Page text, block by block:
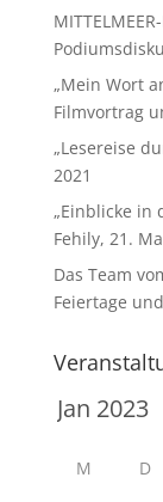
„Mein Wort
Filmvortrag
„Lesereise
2021
„Einblicke in
Fehily, 21.
Das Team
Feiertage
M D